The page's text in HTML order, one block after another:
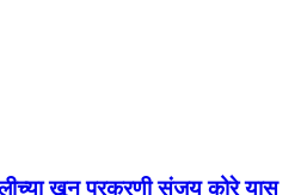
खून प्रकरणी संजय कोरे यास